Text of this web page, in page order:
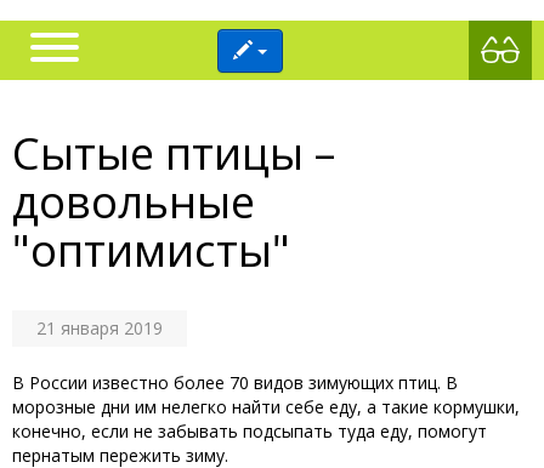
Сытые птицы –
довольные
"оптимисты"
21 января 2019
В России известно более 70 видов зимующих птиц. В
морозные дни им нелегко найти себе еду, а такие кормушки,
конечно, если не забывать подсыпать туда еду, помогут
пернатым пережить зиму.